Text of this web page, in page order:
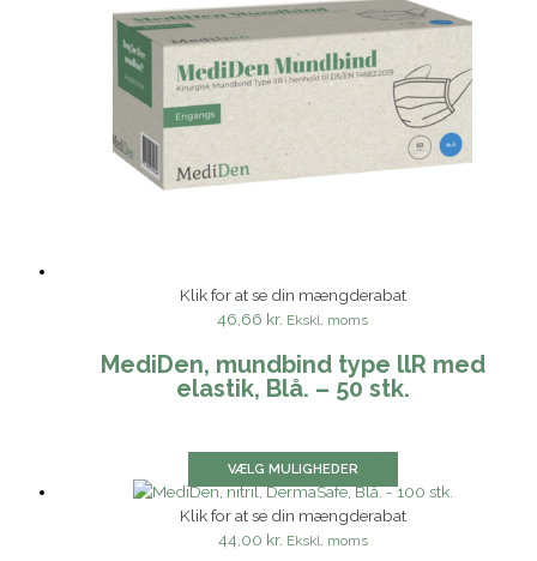
Klik for at se din mængderabat
46,66 kr. Ekskl. moms
MediDen, mundbind type llR med
elastik, Blå. – 50 stk.
VÆLG MULIGHEDER
Klik for at se din mængderabat
44,00 kr. Ekskl. moms